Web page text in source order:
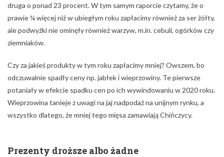
druga o ponad 23 procent. W tym samym raporcie czytamy, że o
prawie ¼ więcej niż w ubiegłym roku zapłacimy również za ser żółty,
ale podwyżki nie ominęły również warzyw, m.in. cebuli, ogórków czy
ziemniaków.
Czy za jakieś produkty w tym roku zapłacimy mniej? Owszem, bo
odczuwalnie spadły ceny np. jabłek i wieprzowiny. Te pierwsze
potaniały w efekcie spadku cen po ich wywindowaniu w 2020 roku.
Wieprzowina tanieje z uwagi na jaj nadpodaż na unijnym rynku, a
wszystko dlatego, że mniej tego mięsa zamawiają Chińczycy.
Prezenty droższe albo żadne